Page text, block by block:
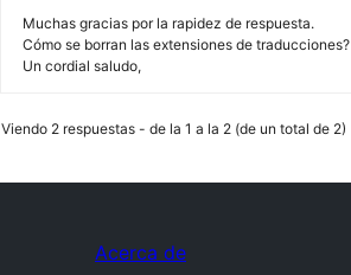
Muchas gracias por la rapidez de respuesta.
Cómo se borran las extensiones de traducciones?
Un cordial saludo,
Viendo 2 respuestas - de la 1 a la 2 (de un total de 2)
Acerca de